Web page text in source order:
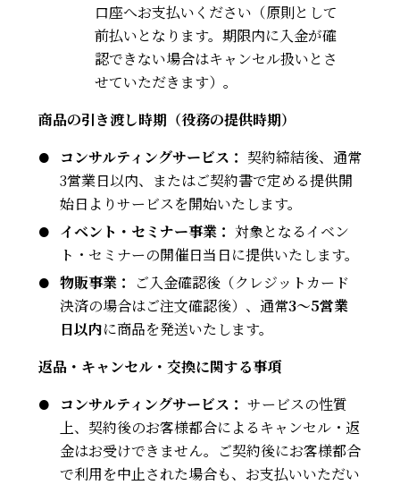
口座へお支払いください（原則として
前払いとなります。期限内に入金が確
認できない場合はキャンセル扱いとさ
せていただきます）。
商品の引き渡し時期（役務の提供時期）
コンサルティングサービス： 契約締結後、通常
3営業日以内、またはご契約書で定める提供開
始日よりサービスを開始いたします。
イベント・セミナー事業： 対象となるイベン
ト・セミナーの開催日当日に提供いたします。
物販事業：
ご入金確認後（クレジットカード
決済の場合はご注文確認後）、通常3～5営業
日以内に商品を発送いたします。
返品・キャンセル・交換に関する事項
コンサルティングサービス： サービスの性質
上、契約後のお客様都合によるキャンセル・返
金はお受けできません。ご契約後にお客様都合
で利用を中止された場合も、お支払いいただい